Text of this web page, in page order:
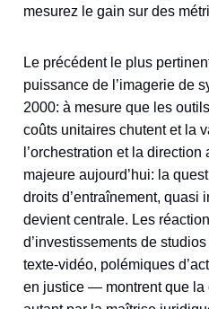
mesurez le gain sur des
Le précédent le plus
puissance de l’imagerie de
2000: à mesure que les
coûts unitaires chutent et la
l’orchestration et la
majeure aujourd’hui: la
droits d’entraînement, quasi
devient centrale. Les
d’investissements de
texte‑vidéo, polémiques
en justice — montrent que la